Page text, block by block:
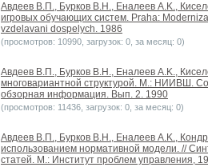
Авдеев В.П., Бурков В.Н., Еналеев A.K.,
игровых обучающих систем. Praha:
vzdelavani dospelych. 1986
(просмотров: 10990, загрузок: 0, за месяц: 0)
Авдеев В.П., Бурков В.Н., Еналеев A.K.,
многовариантной структурой. М.: НИИВШ.
обзорная информация. Вып. 2. 1990
(просмотров: 11436, загрузок: 0, за месяц: 0)
Авдеев В.П., Бурков В.Н., Еналеев A.K.,
использованием нормативной модели. //
статей. М.: Институт проблем управления,